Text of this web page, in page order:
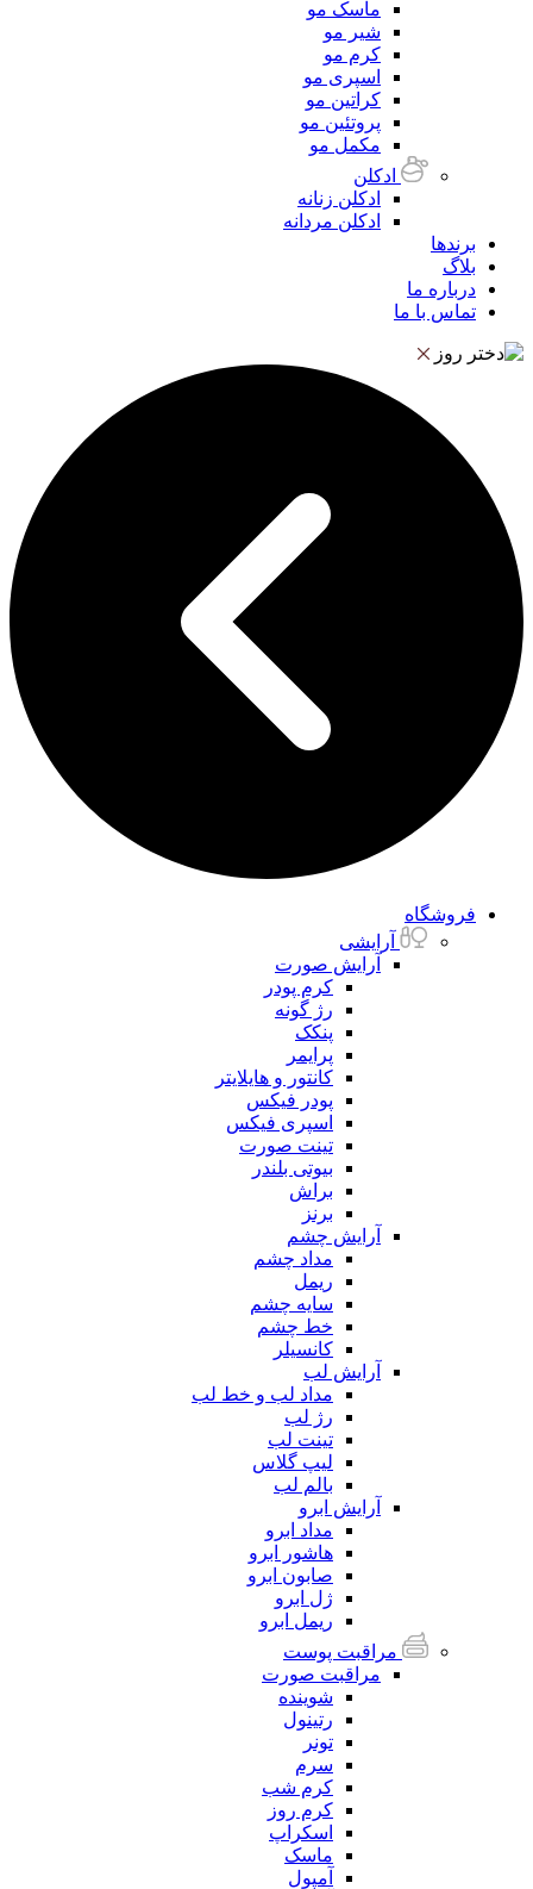
ماسک مو
شیر مو
کرم مو
اسپری مو
کراتین مو
پروتئین مو
مکمل مو
ادکلن
ادکلن زنانه
ادکلن مردانه
برندها
بلاگ
درباره ما
تماس با ما
فروشگاه
آرایشی
آرایش صورت
کرم پودر
رژ گونه
پنکک
پرایمر
کانتور و هایلایتر
پودر فیکس
اسپری فیکس
تینت صورت
بیوتی بلندر
براش
برنز
آرایش چشم
مداد چشم
ریمل
سایه چشم
خط چشم
کانسیلر
آرایش لب
مداد لب و خط لب
رژ لب
تینت لب
لیپ گلاس
بالم لب
آرایش ابرو
مداد ابرو
هاشور ابرو
صابون ابرو
ژل ابرو
ریمل ابرو
مراقبت پوست
مراقبت صورت
شوینده
رتینول
تونر
سرم
کرم شب
کرم روز
اسکراپ
ماسک
آمپول